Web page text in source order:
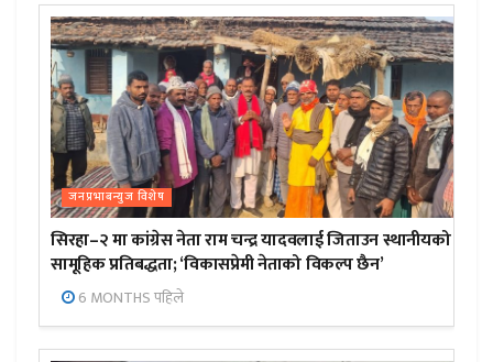
जनप्रभाबन्युज विशेष
सिरहा–२ मा कांग्रेस नेता राम चन्द्र यादवलाई जिताउन स्थानीयको
सामूहिक प्रतिबद्धता; ‘विकासप्रेमी नेताको विकल्प छैन’
6 MONTHS पहिले